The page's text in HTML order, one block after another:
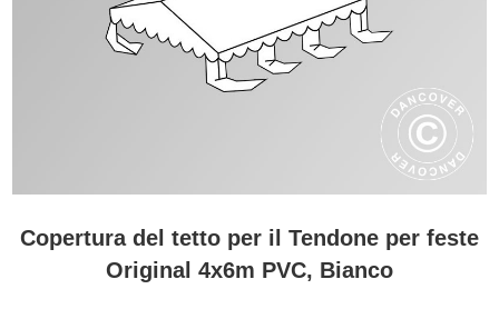
Copertura del tetto per il Tendone per feste
Original 4x6m PVC, Bianco